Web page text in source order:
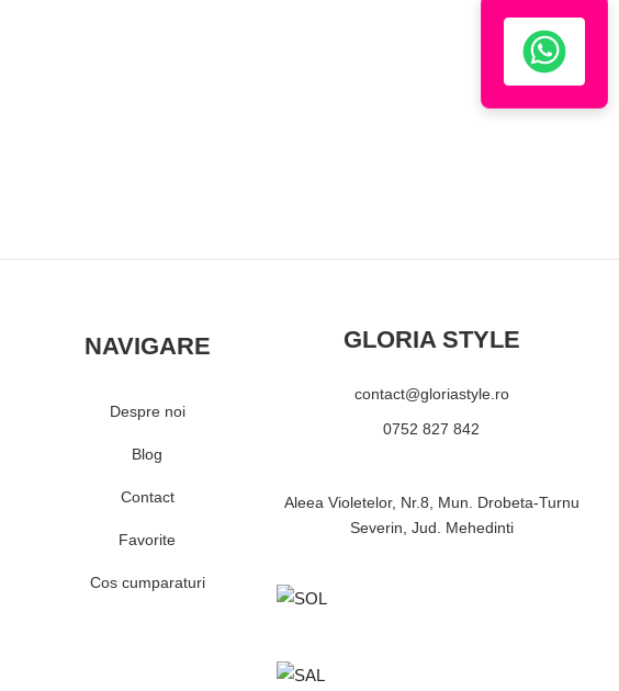
NAVIGARE
Despre noi
Blog
Contact
Favorite
Cos cumparaturi
GLORIA STYLE
contact@gloriastyle.ro
0752 827 842
Aleea Violetelor, Nr.8, Mun. Drobeta-Turnu
Severin, Jud. Mehedinti